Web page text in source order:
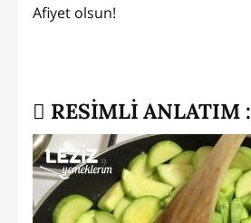
Afiyet olsun!
RESİMLİ ANLATIM :